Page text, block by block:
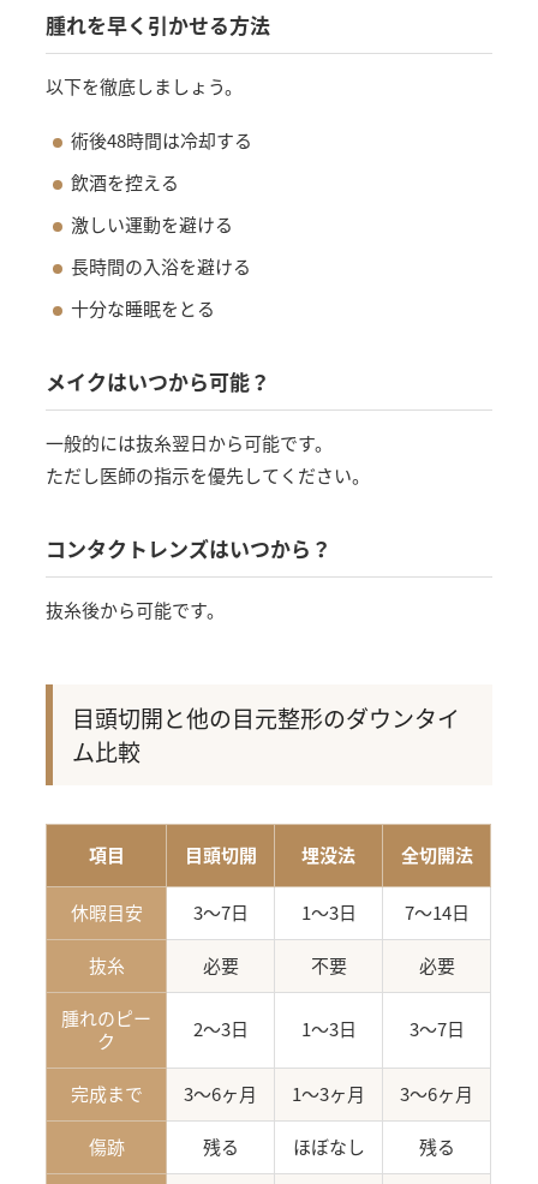
腫れを早く引かせる方法
以下を徹底しましょう。
術後48時間は冷却する
飲酒を控える
激しい運動を避ける
長時間の入浴を避ける
十分な睡眠をとる
メイクはいつから可能？
一般的には抜糸翌日から可能です。
ただし医師の指示を優先してください。
コンタクトレンズはいつから？
抜糸後から可能です。
目頭切開と他の目元整形のダウンタイ
ム比較
項目 目頭切開 埋没法 全切開法
休暇目安 3〜7日 1〜3日
7〜14日
抜糸
必要 不要
必要
腫れのピー
ク
2〜3日 1〜3日 3〜7日
完成まで 3〜6ヶ月 1〜3ヶ月
3〜6ヶ月
傷跡
残る ほぼなし
残る